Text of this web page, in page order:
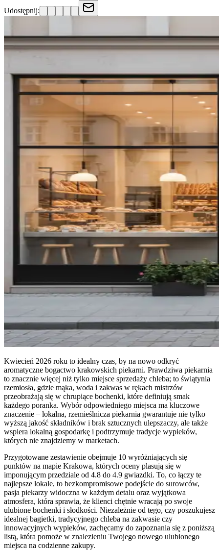
Udostępnij:
Kwiecień 2026 roku to idealny czas, by na nowo odkryć
aromatyczne bogactwo krakowskich piekarni. Prawdziwa piekarnia
to znacznie więcej niż tylko miejsce sprzedaży chleba; to świątynia
rzemiosła, gdzie mąka, woda i zakwas w rękach mistrzów
przeobrażają się w chrupiące bochenki, które definiują smak
każdego poranka. Wybór odpowiedniego miejsca ma kluczowe
znaczenie – lokalna, rzemieślnicza piekarnia gwarantuje nie tylko
wyższą jakość składników i brak sztucznych ulepszaczy, ale także
wspiera lokalną gospodarkę i podtrzymuje tradycje wypieków,
których nie znajdziemy w marketach.
Przygotowane zestawienie obejmuje 10 wyróżniających się
punktów na mapie Krakowa, których oceny plasują się w
imponującym przedziale od 4.8 do 4.9 gwiazdki. To, co łączy te
najlepsze lokale, to bezkompromisowe podejście do surowców,
pasja piekarzy widoczna w każdym detalu oraz wyjątkowa
atmosfera, która sprawia, że klienci chętnie wracają po swoje
ulubione bochenki i słodkości. Niezależnie od tego, czy poszukujesz
idealnej bagietki, tradycyjnego chleba na zakwasie czy
innowacyjnych wypieków, zachęcamy do zapoznania się z poniższą
listą, która pomoże w znalezieniu Twojego nowego ulubionego
miejsca na codzienne zakupy.